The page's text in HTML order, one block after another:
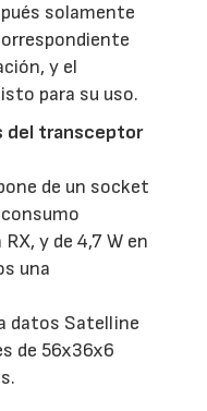
solamente
y el
para su uso.
del transceptor
de un socket
y de 4,7 W en
una
datos Satelline
de 56x36x6